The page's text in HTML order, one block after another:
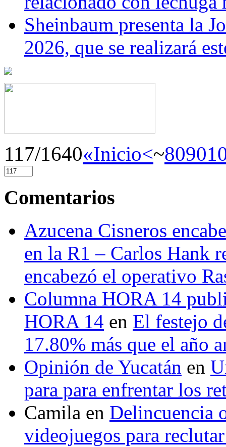
Sheinbaum presenta la
2026, que se realizará
117/1640«Inicio<~8090
Comentarios
Azucena Cisneros
en la R1 – Carlos Hank
encabezó el operativo
Columna HORA 14
HORA 14 en El festejo
17.80% más que el año
Opinión de Yucatán en
para para enfrentar los
Camila en Delincuencia
videojuegos para